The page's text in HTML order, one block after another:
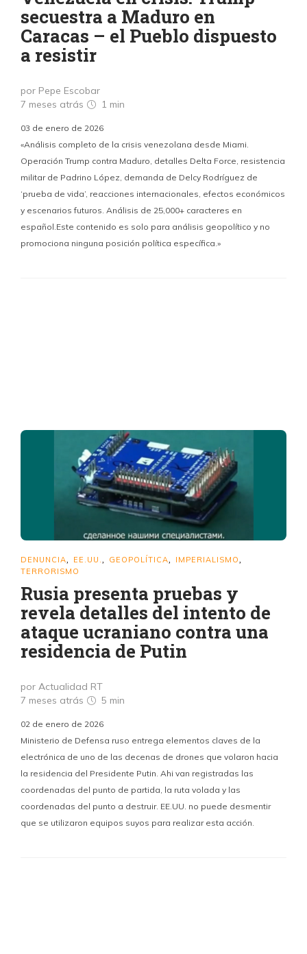
secuestra a Maduro en
Caracas – el Pueblo dispuesto
a resistir
por Pepe Escobar
7 meses atrás
1 min
03 de enero de 2026
«Análisis completo de la crisis venezolana desde Miami.
Operación Trump contra Maduro, detalles Delta Force, resistencia
militar de Padrino López, demanda de Delcy Rodríguez de
‘prueba de vida’, reacciones internacionales, efectos económicos
y escenarios futuros. Análisis de 25,000+ caracteres en
español.Este contenido es solo para análisis geopolítico y no
promociona ninguna posición política específica.»
DENUNCIA EE.UU. GEOPOLÍTICA IMPERIALISMO
TERRORISMO
Rusia presenta pruebas y
revela detalles del intento de
ataque ucraniano contra una
residencia de Putin
por Actualidad RT
7 meses atrás
5 min
02 de enero de 2026
Ministerio de Defensa ruso entrega elementos claves de la
electrónica de uno de las decenas de drones que volaron hacia
la residencia del Presidente Putin. Ahi van registradas las
coordenadas del punto de partida, la ruta volada y las
coordenadas del punto a destruir. EE.UU. no puede desmentir
que se utilizaron equipos suyos para realizar esta acción.